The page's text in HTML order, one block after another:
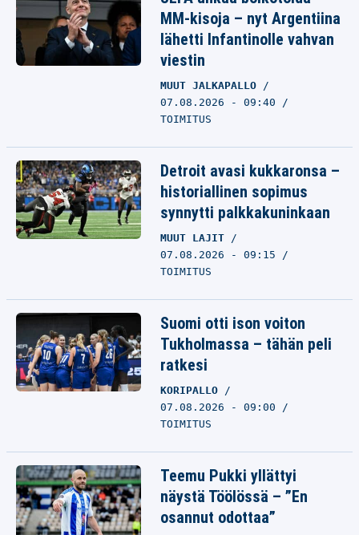
MM-kisoja – nyt Argentiina
lähetti Infantinolle vahvan
viestin
MUUT JALKAPALLO
07.08.2026 - 09:40
TOIMITUS
Detroit avasi kukkaronsa –
historiallinen sopimus
synnytti palkkakuninkaan
MUUT LAJIT
07.08.2026 - 09:15
TOIMITUS
Suomi otti ison voiton
Tukholmassa – tähän peli
ratkesi
KORIPALLO
07.08.2026 - 09:00
TOIMITUS
Teemu Pukki yllättyi
näystä Töölössä – ”En
osannut odottaa”